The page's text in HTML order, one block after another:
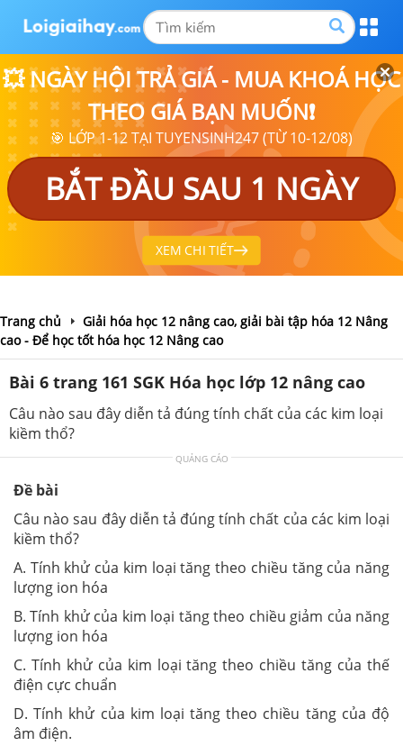
💥 NGÀY HỘI TRẢ GIÁ - MUA KHOÁ HỌC
THEO GIÁ BẠN MUỐN❗
🎯 LỚP 1-12 TẠI TUYENSINH247 (TỪ 10-12/08)
BẮT ĐẦU SAU 1 NGÀY
XEM CHI TIẾT
Trang chủ
Giải hóa học 12 nâng cao, giải bài tập hóa 12 Nâng
cao - Để học tốt hóa học 12 Nâng cao
Bài 6 trang 161 SGK Hóa học lớp 12 nâng cao
Câu nào sau đây diễn tả đúng tính chất của các kim loại
kiềm thổ?
QUẢNG CÁO
Đề bài
Câu nào sau đây diễn tả đúng tính chất của các kim loại
kiềm thổ?
A. Tính khử của kim loại tăng theo chiều tăng của năng
lượng ion hóa
B. Tính khử của kim loại tăng theo chiều giảm của năng
lượng ion hóa
C. Tính khử của kim loại tăng theo chiều tăng của thế
điện cực chuẩn
D. Tính khử của kim loại tăng theo chiều tăng của độ
âm điện.